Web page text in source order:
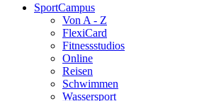
SportCampus
Von A - Z
FlexiCard
Fitnessstudios
Online
Reisen
Schwimmen
Wassersport